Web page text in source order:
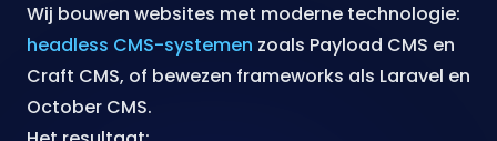
Wij bouwen websites met moderne technologie:
headless CMS-systemen zoals Payload CMS en
Craft CMS, of bewezen frameworks als Laravel en
October CMS.